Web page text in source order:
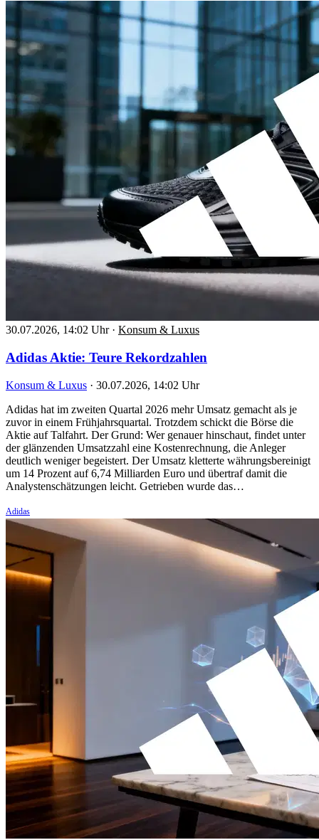
30.07.2026, 14:02 Uhr · Konsum & Luxus
Adidas Aktie: Teure Rekordzahlen
Konsum & Luxus · 30.07.2026, 14:02 Uhr
Adidas hat im zweiten Quartal 2026 mehr Umsatz gemacht als je
zuvor in einem Frühjahrsquartal. Trotzdem schickt die Börse die
Aktie auf Talfahrt. Der Grund: Wer genauer hinschaut, findet unter
der glänzenden Umsatzzahl eine Kostenrechnung, die Anleger
deutlich weniger begeistert. Der Umsatz kletterte währungsbereinigt
um 14 Prozent auf 6,74 Milliarden Euro und übertraf damit die
Analystenschätzungen leicht. Getrieben wurde das…
Adidas